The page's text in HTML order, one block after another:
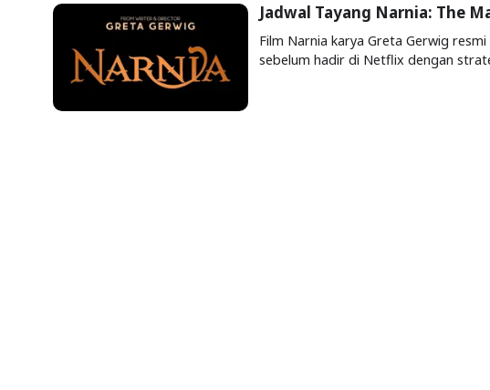
Jadwal Tayang Narnia: The
Film Narnia karya Greta Gerwig
sebelum hadir di Netflix dengan